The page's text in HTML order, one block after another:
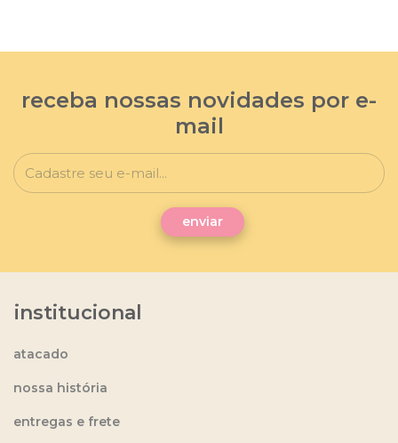
receba nossas novidades por e-
mail
institucional
atacado
nossa história
entregas e frete